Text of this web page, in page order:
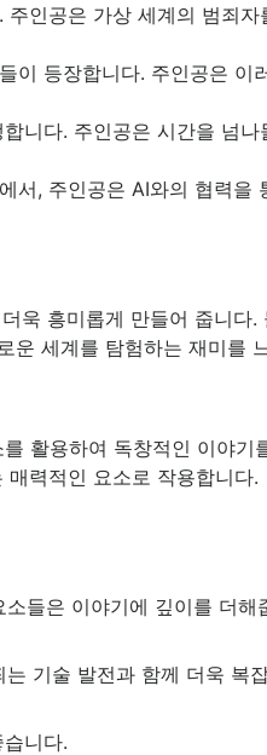
인공은 가상 세계의 범죄자
이 등장합니다. 주인공은 이
니다. 주인공은 시간을 넘나
서, 주인공은 AI와의 협력을
욱 흥미롭게 만들어 줍니다.
운 세계를 탐험하는 재미를
활용하여 독창적인 이야기
력적인 요소로 작용합니다.
들은 이야기에 깊이를 더해
기술 발전과 함께 더욱 복
니다.